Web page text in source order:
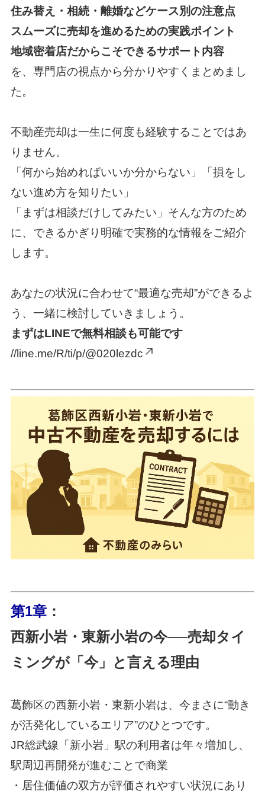
住み替え・相続・離婚などケース別の注意点
スムーズに売却を進めるための実践ポイント
地域密着店だからこそできるサポート内容
を、専門店の視点から分かりやすくまとめまし
た。
不動産売却は一生に何度も経験することではあ
りません。
「何から始めればいいか分からない」「損をし
ない進め方を知りたい」
「まずは相談だけしてみたい」そんな方のため
に、できるかぎり明確で実務的な情報をご紹介
します。
あなたの状況に合わせて“最適な売却”ができるよ
う、一緒に検討していきましょう。
まずはLINEで無料相談も可能です
//line.me/R/ti/p/@020lezdc
第1章：
西新小岩・東新小岩の今──売却タイ
ミングが「今」と言える理由
葛飾区の西新小岩・東新小岩は、今まさに“動き
が活発化しているエリア”のひとつです。
JR総武線「新小岩」駅の利用者は年々増加し、
駅周辺再開発が進むことで商業
・居住価値の双方が評価されやすい状況にあり